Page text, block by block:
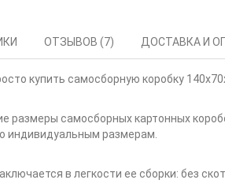
ОТЗЫВОВ (7) ДОСТАВКА И
купить самосборную коробку
самосборных картонных
индивидуальным размерам.
в легкости ее сборки: без